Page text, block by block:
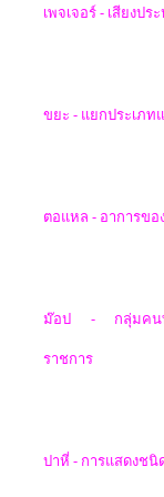
เพจเจอร์ - เสียงปร
ขยะ - แยกประเภท
ตอแหล - อาการข
ม๊อป- กลุ่มค
ราชการ
ปาหี่ - การแสดงชนิ